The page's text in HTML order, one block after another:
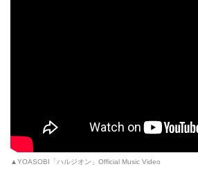
▲YOASOBI「ハルジオン」Official Music Video